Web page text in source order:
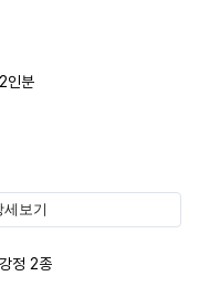
인분
세보기
정 2종